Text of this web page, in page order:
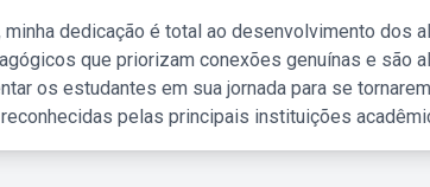
minha dedicação é total ao desenvolvimento dos
que priorizam conexões genuínas e são
os estudantes em sua jornada para se
pelas principais instituições